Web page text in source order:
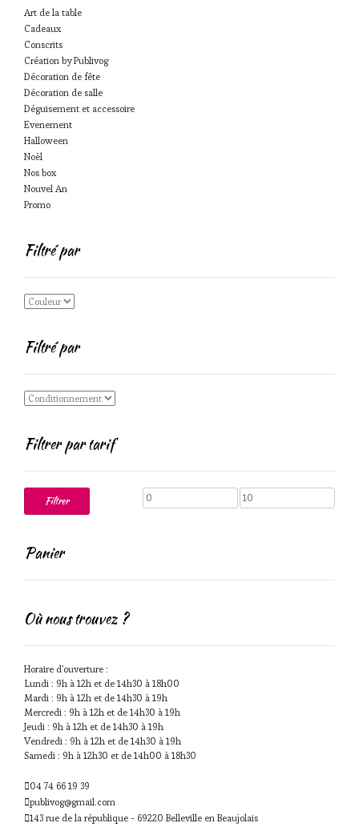
Art de la table
Cadeaux
Conscrits
Création by Publivog
Décoration de fête
Décoration de salle
Déguisement et accessoire
Evenement
Halloween
Noël
Nos box
Nouvel An
Promo
Filtré par
Filtré par
Filtrer par tarif
Prix
Prix
Filtrer
Panier
Où nous trouvez ?
Horaire d'ouverture :
Lundi : 9h à 12h et de 14h30 à 18h00
Mardi : 9h à 12h et de 14h30 à 19h
Mercredi : 9h à 12h et de 14h30 à 19h
Jeudi : 9h à 12h et de 14h30 à 19h
Vendredi : 9h à 12h et de 14h30 à 19h
Samedi : 9h à 12h30 et de 14h00 à 18h30
04 74 66 19 39
publivog@gmail.com
143 rue de la république - 69220 Belleville en Beaujolais